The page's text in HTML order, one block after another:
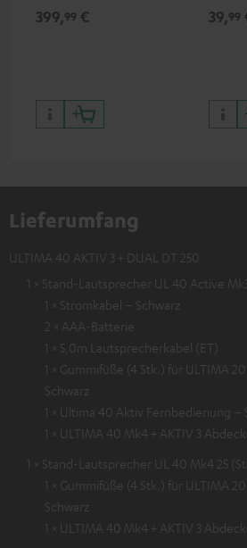
geeignete Teufel Systeme
399,99 € 39,99
Lieferumfang
ULTIMA 40 AKTIV 3 + DUAL DT 250
1 × Stand-Lautsprecher UL 40 Active
1 × Stromkabel – Schwarz
2 × AAA-Batterie
1 × 5,0m Lautsprecherkabel (ET)
1 × Gummifüße (4 Stk.) für ULTIMA
Schwarz
1 × Ultima 40 Aktiv Fernbedienung –
1 × ULTIMA 40 Mk4 + AKTIV 3
1 × Stand-Lautsprecher UL 40 Mk4 25
1 × Gummifüße (4 Stk.) für ULTIMA
Schwarz
1 × ULTIMA 40 Mk4 + AKTIV 3